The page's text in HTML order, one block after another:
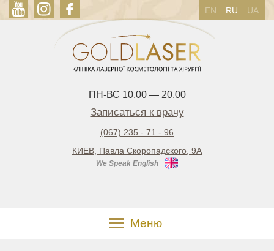
EN RU UA
ПН-ВС 10.00 — 20.00
Записаться к врачу
(067) 235 - 71 - 96
КИЕВ, Павла Скоропадского, 9А
We Speak English
Меню